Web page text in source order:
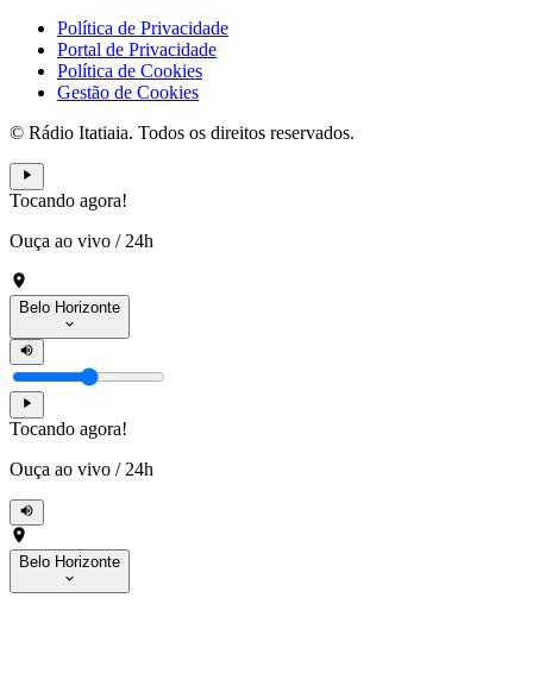
Política de Privacidade
Portal de Privacidade
Política de Cookies
Gestão de Cookies
© Rádio Itatiaia. Todos os direitos reservados.
Tocando agora!
Ouça ao vivo / 24h
Belo Horizonte
Tocando agora!
Ouça ao vivo / 24h
Belo Horizonte